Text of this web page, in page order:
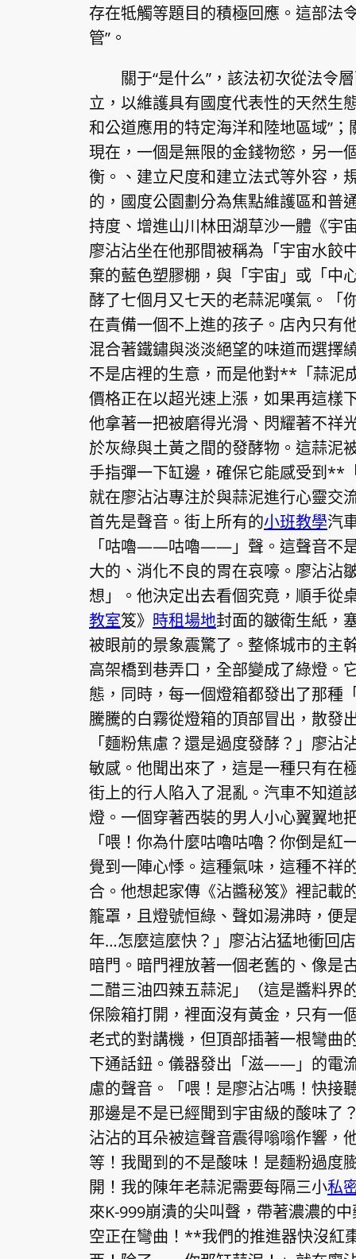
存在牴觸等題目的積極回應。這部法
管”。
關于“是什么”，該法初次從法令
立，以維護具有國度代表性的天然生
和公道應用的特定海洋和陸地區域”
現在，一個是無限的金錢物慾，另一
衡。、建立尺度和建立法式等外容，
的，國度公園劃分為焦點維護區和普
持度、增進山川林田湖草沙一體《宇
廖沾沾坐在他那間被稱為「宇宙水餃
棄的藍色塑膠棚，與「宇宙」或「中
酵了七個月又七天的老蒜泥嘆氣。「
在責備一個不上進的孩子。店內只有
混合著鐵鏽與淡淡絕望的味道而選擇
不是店裡的生意，而是他對**「蒜泥
價格正在以超光速上漲，如果再這樣
他拿著一把被磨得光滑、閃耀著不祥
於灰綠與土黃之間的發酵物。這蒜泥
手指彈一下缸邊，確保它能感受到**
就在廖沾沾專注於與蒜泥進行心靈交
首先是聲音。街上所有的小班教學汽
「咕嚕——咕嚕——」聲。這聲音不
大的、消化不良的胃在哀嚎。廖沾沾
想」。他決定出去看個究竟，順手從
教室笈》 時租場地封面的皺衛生紙，
被眼前的景象震驚了。整條城市的主
高架橋到巷弄口，全部變成了綠燈。
態，同時，每一個燈箱都發出了那種
騰騰的白霧從燈箱的頂部冒出，散
「麵粉焦慮？還是過度發酵？」廖
敏感。他聞出來了，這是一種只有在
街上的行人陷入了混亂。汽車不知道
燈。一個穿著西裝的男人小心翼翼地
「喂！你為什麼咕嚕咕嚕？你倒是
覺到一陣心悸。這種氣味，這種不祥
合。他想起家傳《沾醬秘笈》裡記載
籠罩，且燈號恒綠、聲如湯沸時，便
年…怎麼這麼快？」廖沾沾猛地衝回
暗門。暗門裡放著一個老舊的、像是
二醋三油四辣五蒜泥」（這是醬料界
保險箱打開，裡面沒有黃金，只有一
老式的對講機，但頂部插著一根彎曲
下通話鈕。儀器發出「滋——」的電
慮的聲音。「喂！是廖沾沾嗎！快接
那邊是不是已經聞到宇宙級的酸味了
沾沾的耳朵被這聲音震得嗡嗡作響，
等！我聞到的不是酸味！是麵粉過度
開！我的陳年老蒜泥需要每隔三小私
來K-999崩潰的尖叫聲，帶著濃濃的
空正在彎曲！**我們的推進器快沒紅